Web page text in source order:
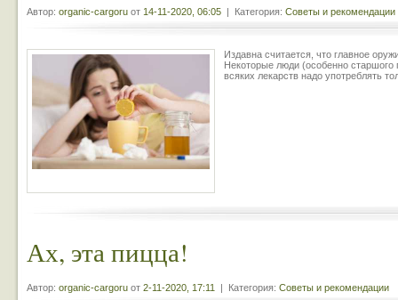
Автор: organic-cargoru от 14-11-2020, 06:05 | Категория: Советы и рекомендации
Издавна считается, что главное
Некоторые люди (особенно старшого
всяких лекарств надо употреблять
Ах, эта пицца!
Автор: organic-cargoru от 2-11-2020, 17:11 | Категория: Советы и рекомендации